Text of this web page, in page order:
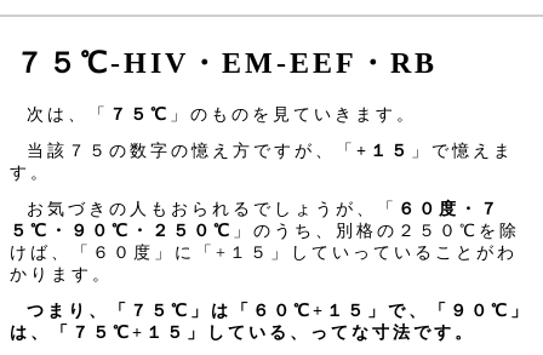
７５℃‐HIV・EM-EEF・RB
次は、「 ７５℃ 」のものを見ていきます。
当該７５の数字の憶え方ですが、「+１５
」で憶えま
す。
お気づきの人もおられるでしょうが、「 ６０度・７
５℃・９０℃・２５０℃ 」のうち、別格の２５０℃を除
けば、「６０度」に「+１５」していっていることがわ
かります。
つまり、「７５℃」は「６０℃+１５」で、「９０℃」
は、「７５℃+１５」している、ってな寸法です。